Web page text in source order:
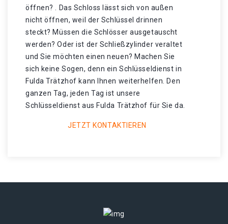
öffnen? . Das Schloss lässt sich von außen
nicht öffnen, weil der Schlüssel drinnen
steckt? Müssen die Schlösser ausgetauscht
werden? Oder ist der Schließzylinder veraltet
und Sie möchten einen neuen? Machen Sie
sich keine Sogen, denn ein Schlüsseldienst in
Fulda Trätzhof kann Ihnen weiterhelfen. Den
ganzen Tag, jeden Tag ist unsere
Schlüsseldienst aus Fulda Trätzhof für Sie da.
JETZT KONTAKTIEREN